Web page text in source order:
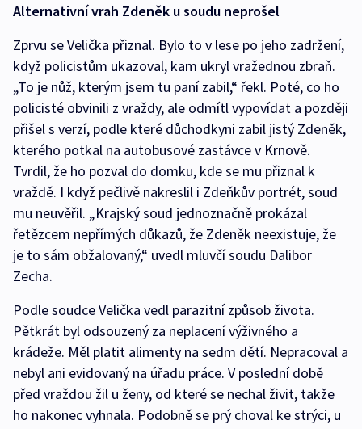
Alternativní vrah Zdeněk u soudu neprošel
Zprvu se Velička přiznal. Bylo to v lese po jeho zadržení,
když policistům ukazoval, kam ukryl vražednou zbraň.
„To je nůž, kterým jsem tu paní zabil,“ řekl. Poté, co ho
policisté obvinili z vraždy, ale odmítl vypovídat a později
přišel s verzí, podle které důchodkyni zabil jistý Zdeněk,
kterého potkal na autobusové zastávce v Krnově.
Tvrdil, že ho pozval do domku, kde se mu přiznal k
vraždě. I když pečlivě nakreslil i Zdeňkův portrét, soud
mu neuvěřil. „Krajský soud jednoznačně prokázal
řetězcem nepřímých důkazů, že Zdeněk neexistuje, že
je to sám obžalovaný,“ uvedl mluvčí soudu Dalibor
Zecha.
Podle soudce Velička vedl parazitní způsob života.
Pětkrát byl odsouzený za neplacení výživného a
krádeže. Měl platit alimenty na sedm dětí. Nepracoval a
nebyl ani evidovaný na úřadu práce. V poslední době
před vraždou žil u ženy, od které se nechal živit, takže
ho nakonec vyhnala. Podobně se prý choval ke strýci, u